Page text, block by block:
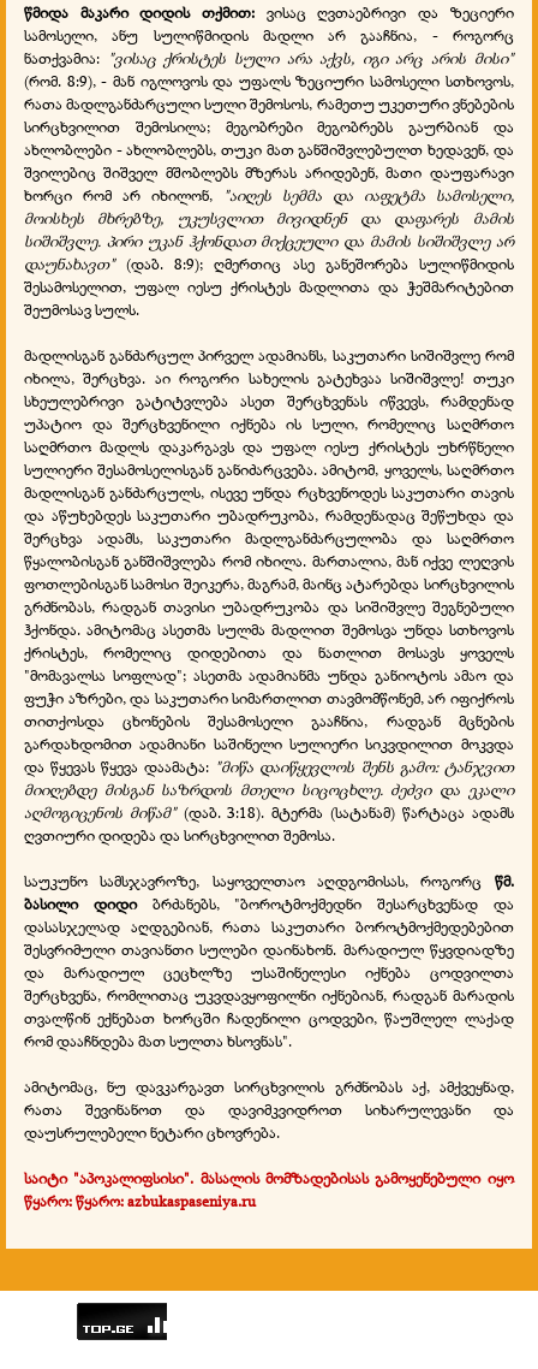
წმიდა მაკარი დიდის თქმით: ვისაც ღვთაებრივი და ზეციერი
სამოსელი, ანუ სულიწმიდის მადლი არ გააჩნია, - როგორც
ნათქვამია: "ვისაც ქრისტეს სული არა აქვს, იგი არც არის მისი"
(რომ. 8:9), - მან იგლოვოს და უფალს ზეციური სამოსელი სთხოვოს,
რათა მადლგანძარცული სული შემოსოს, რამეთუ უკეთური ვნებების
სირცხვილით შემოსილა; მეგობრები მეგობრებს გაურბიან და
ახლობლები - ახლობლებს, თუკი მათ განშიშვლებულთ ხედავენ, და
შვილებიც შიშველ მშობლებს მზერას არიდებენ, მათი დაუფარავი
ხორცი რომ არ იხილონ,
"აიღეს სემმა და იაფეტმა სამოსელი,
მოისხეს მხრებზე, უკუსვლით მივიდნენ და დაფარეს მამის
სიშიშვლე. პირი უკან ჰქონდათ მიქცეული და მამის სიშიშვლე არ
დაუნახავთ" (დაბ. 8:9); ღმერთიც ასე განეშორება სულიწმიდის
შესამოსელით, უფალ იესუ ქრისტეს მადლითა და ჭეშმარიტებით
შეუმოსავ სულს.
მადლისგან განძარცულ პირველ ადამიანს, საკუთარი სიშიშვლე რომ
იხილა, შერცხვა. აი როგორი სახელის გატეხვაა სიშიშვლე! თუკი
სხეულებრივი გატიტვლება ასეთ შერცხვენას იწვევს, რამდენად
უპატიო და შერცხვენილი იქნება ის სული, რომელიც საღმრთო
საღმრთო მადლს დაკარგავს და უფალ იესუ ქრისტეს უხრწნელი
სულიერი შესამოსელისგან განიძარცვება. ამიტომ, ყოველს, საღმრთო
მადლისგან განძარცულს, ისევე უნდა რცხვენოდეს საკუთარი თავის
და აწუხებდეს საკუთარი უბადრუკობა, რამდენადაც შეწუხდა და
შერცხვა ადამს, საკუთარი მადლგანძარცულობა და საღმრთო
წყალობისგან განშიშვლება რომ იხილა. მართალია, მან იქვე ლეღვის
ფოთლებისგან სამოსი შეიკერა, მაგრამ, მაინც ატარებდა სირცხვილის
გრძნობას, რადგან თავისი უბადრუკობა და სიშიშვლე შეგნებული
ჰქონდა. ამიტომაც ასეთმა სულმა მადლით შემოსვა უნდა სთხოვოს
ქრისტეს, რომელიც დიდებითა და ნათლით მოსავს ყოველს
"მომავალსა სოფლად"; ასეთმა ადამიანმა უნდა განიოტოს ამაო და
ფუჭი აზრები, და საკუთარი სიმართლით თავმომწონემ, არ იფიქროს
თითქოსდა ცხონების შესამოსელი გააჩნია, რადგან მცნების
გარდახდომით ადამიანი საშინელი სულიერი სიკვდილით მოკვდა
და წყევას წყევა დაამატა: "მიწა დაიწყევლოს შენს გამო: ტანჯვით
მიიღებდე მისგან საზრდოს მთელი სიცოცხლე. ძეძვი და ეკალი
აღმოგიცენოს მიწამ" (დაბ. 3:18). მტერმა (სატანამ) წარტაცა ადამს
ღვთიური დიდება და სირცხვილით შემოსა.
საუკუნო სამსჯავროზე, საყოველთაო აღდგომისას, როგორც
წმ.
ბასილი დიდი
ბრძანებს, "ბოროტმოქმედნი შესარცხვენად და
დასასჯელად აღდგებიან, რათა საკუთარი ბოროტმოქმედებებით
შესვრიმული თავიანთი სულები დაინახონ. მარადიულ წყვდიადზე
და მარადიულ ცეცხლზე უსაშინელესი იქნება ცოდვილთა
შერცხვენა, რომლითაც უკვდავყოფილნი იქნებიან, რადგან მარადის
თვალწინ ექნებათ ხორცში ჩადენილი ცოდვები, წაუშლელ ლაქად
რომ დააჩნდება მათ სულთა ხსოვნას".
ამიტომაც, ნუ დავკარგავთ სირცხვილის გრძნობას აქ, ამქვეყნად,
რათა შევინანოთ და დავიმკვიდროთ სიხარულევანი და
დაუსრულებელი ნეტარი ცხოვრება.
საიტი "აპოკალიფსისი". მასალის მომზადებისას გამოყენებული იყო
წყარო: წყარო: azbukaspaseniya.ru